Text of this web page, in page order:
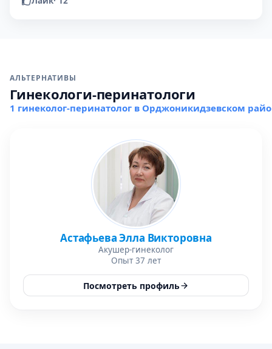
АЛЬТЕРНАТИВЫ
Гинекологи-перинатологи
1 гинеколог-перинатолог в Орджоникидзевском
Астафьева Элла Викторовна
Акушер-гинеколог
Опыт 37 лет
Посмотреть профиль